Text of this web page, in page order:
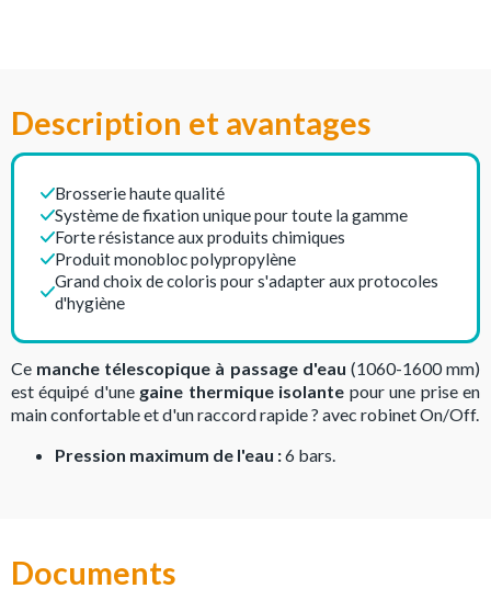
Description et avantages
Brosserie haute qualité
Système de fixation unique pour toute la gamme
Forte résistance aux produits chimiques
Produit monobloc polypropylène
Grand choix de coloris pour s'adapter aux protocoles
d'hygiène
Ce manche télescopique à passage d'eau (1060-1600 mm)
est équipé d'une gaine thermique isolante pour une prise en
main confortable et d'un raccord rapide ? avec robinet On/Off.
Pression maximum de l'eau :6 bars.
Documents